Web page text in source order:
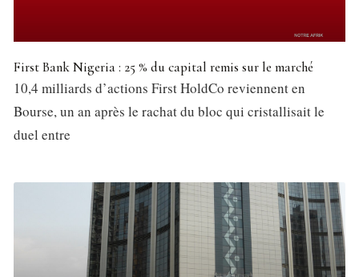
First Bank Nigeria : 25 % du capital remis sur le marché
10,4 milliards d’actions First HoldCo reviennent en
Bourse, un an après le rachat du bloc qui cristallisait le
duel entre